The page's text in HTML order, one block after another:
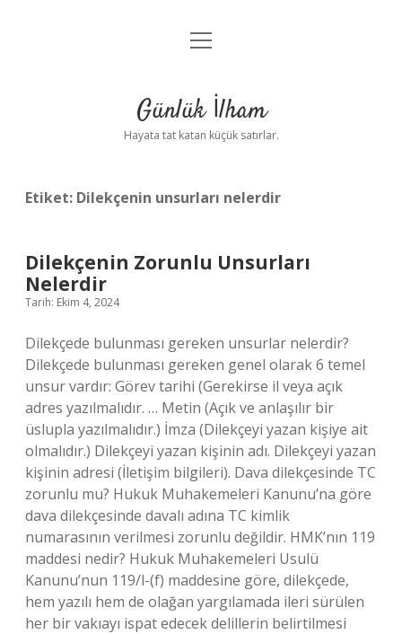
Anasayfa
Yasal Uyarı
menüyü
Günlük İlham
Hayata tat katan küçük satırlar.
Etiket: Dilekçenin unsurları nelerdir
Dilekçenin Zorunlu Unsurları
Nelerdir
Tarih: Ekim 4, 2024
Dilekçede bulunması gereken unsurlar nelerdir?
Dilekçede bulunması gereken genel olarak 6 temel
unsur vardır: Görev tarihi (Gerekirse il veya açık
adres yazılmalıdır. … Metin (Açık ve anlaşılır bir
üslupla yazılmalıdır.) İmza (Dilekçeyi yazan kişiye ait
olmalıdır.) Dilekçeyi yazan kişinin adı. Dilekçeyi yazan
kişinin adresi (İletişim bilgileri). Dava dilekçesinde TC
zorunlu mu? Hukuk Muhakemeleri Kanunu’na göre
dava dilekçesinde davalı adına TC kimlik
numarasının verilmesi zorunlu değildir. HMK’nın 119
maddesi nedir? Hukuk Muhakemeleri Usulü
Kanunu’nun 119/l-(f) maddesine göre, dilekçede,
hem yazılı hem de olağan yargılamada ileri sürülen
her bir vakıayı ispat edecek delillerin belirtilmesi